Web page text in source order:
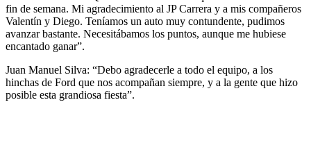
fin de semana. Mi agradecimiento al JP Carrera y a mis compañeros
Valentín y Diego. Teníamos un auto muy contundente, pudimos
avanzar bastante. Necesitábamos los puntos, aunque me hubiese
encantado ganar”.
Juan Manuel Silva: “Debo agradecerle a todo el equipo, a los
hinchas de Ford que nos acompañan siempre, y a la gente que hizo
posible esta grandiosa fiesta”.